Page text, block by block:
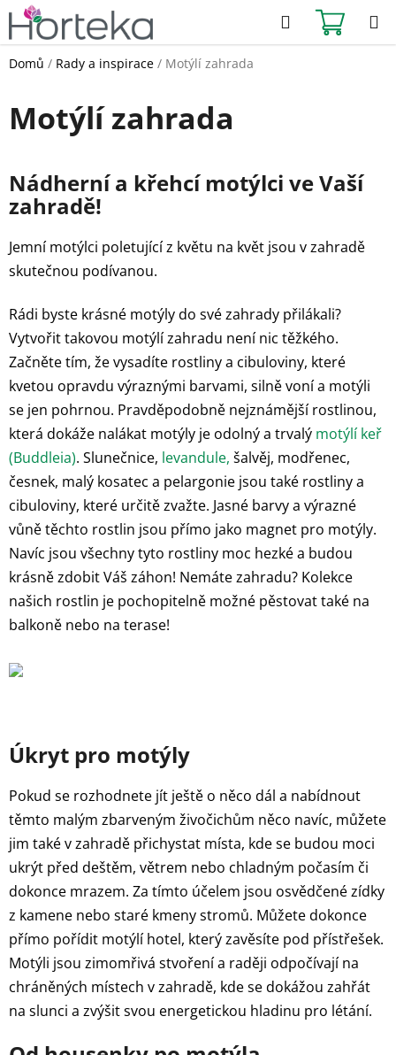
Přejít
na
obsah
Hledat
KOŠÍK
Domů / Rady a inspirace / Motýlí zahrada
Motýlí zahrada
Nádherní a křehcí motýlci ve Vaší
zahradě!
Jemní motýlci poletující z květu na květ jsou v zahradě
skutečnou podívanou.
Rádi byste krásné motýly do své zahrady přilákali?
Vytvořit takovou motýlí zahradu není nic těžkého.
Začněte tím, že vysadíte rostliny a cibuloviny, které
kvetou opravdu výraznými barvami, silně voní a motýli
se jen pohrnou. Pravděpodobně nejznámější rostlinou,
která dokáže nalákat motýly je odolný a trvalý motýlí keř
(Buddleia). Slunečnice, levandule, šalvěj, modřenec,
česnek, malý kosatec a pelargonie jsou také rostliny a
cibuloviny, které určitě zvažte. Jasné barvy a výrazné
vůně těchto rostlin jsou přímo jako magnet pro motýly.
Navíc jsou všechny tyto rostliny moc hezké a budou
krásně zdobit Váš záhon! Nemáte zahradu? Kolekce
našich rostlin je pochopitelně možné pěstovat také na
balkoně nebo na terase!
Úkryt pro motýly
Pokud se rozhodnete jít ještě o něco dál a nabídnout
těmto malým zbarveným živočichům něco navíc, můžete
jim také v zahradě přichystat místa, kde se budou moci
ukrýt před deštěm, větrem nebo chladným počasím či
dokonce mrazem. Za tímto účelem jsou osvědčené zídky
z kamene nebo staré kmeny stromů. Můžete dokonce
přímo pořídit motýlí hotel, který zavěsíte pod přístřešek.
Motýli jsou zimomřivá stvoření a raději odpočívají na
chráněných místech v zahradě, kde se dokážou zahřát
na slunci a zvýšit svou energetickou hladinu pro létání.